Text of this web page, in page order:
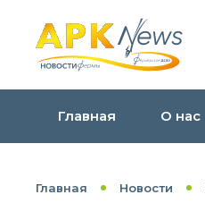
Главная О нас
Главная Новости